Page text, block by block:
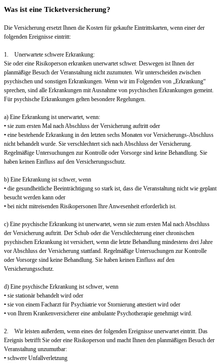
Was ist eine Ticketversicherung?
Die Versicherung ersetzt Ihnen die Kosten für gekaufte Eintrittskarten, wenn einer der
folgenden Ereignisse eintritt:
1. Unerwartete schwere Erkrankung:
Sie oder eine Risikoperson erkranken unerwartet schwer. Deswegen ist Ihnen der
planmäßige Besuch der Veranstaltung nicht zuzumuten. Wir unterscheiden zwischen
psychischen und sonstigen Erkrankungen. Wenn wir im Folgenden von „Erkrankung“
sprechen, sind alle Erkrankungen mit Ausnahme von psychischen Erkrankungen gemeint.
Für psychische Erkrankungen gelten besondere Regelungen.
a) Eine Erkrankung ist unerwartet, wenn:
• sie zum ersten Mal nach Abschluss der Versicherung auftritt oder
• eine bestehende Erkrankung in den letzten sechs Monaten vor Versicherungs-Abschluss
nicht behandelt wurde. Sie verschlechtert sich nach Abschluss der Versicherung.
Regelmäßige Untersuchungen zur Kontrolle oder Vorsorge sind keine Behandlung. Sie
haben keinen Einfluss auf den Versicherungsschutz.
b) Eine Erkrankung ist schwer, wenn
• die gesundheitliche Beeinträchtigung so stark ist, dass die Veranstaltung nicht wie geplant
besucht werden kann oder
• bei nicht mitreisenden Risikopersonen Ihre Anwesenheit erforderlich ist.
c) Eine psychische Erkrankung ist unerwartet, wenn sie zum ersten Mal nach Abschluss
der Versicherung auftritt. Der Schub oder die Verschlechterung einer chronischen
psychischen Erkrankung ist versichert, wenn die letzte Behandlung mindestens drei Jahre
vor Abschluss der Versicherung stattfand. Regelmäßige Untersuchungen zur Kontrolle
oder Vorsorge sind keine Behandlung. Sie haben keinen Einfluss auf den
Versicherungsschutz.
d) Eine psychische Erkrankung ist schwer, wenn
• sie stationär behandelt wird oder
• sie von einem Facharzt für Psychiatrie vor Stornierung attestiert wird oder
• von Ihrem Krankenversicherer eine ambulante Psychotherapie genehmigt wird.
2. Wir leisten außerdem, wenn eines der folgenden Ereignisse unerwartet eintritt. Das
Ereignis betrifft Sie oder eine Risikoperson und macht Ihnen den planmäßigen Besuch der
Veranstaltung unzumutbar:
• schwere Unfallverletzung